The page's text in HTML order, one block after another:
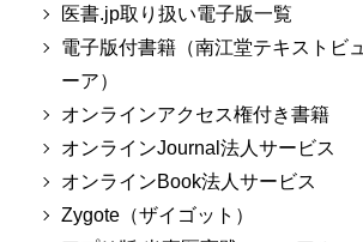
医書.jp取り扱い電子版一覧
電子版付書籍（南江堂テキストビュ
ーア）
オンラインアクセス権付き書籍
オンラインJournal法人サービス
オンラインBook法人サービス
Zygote（ザイゴット）